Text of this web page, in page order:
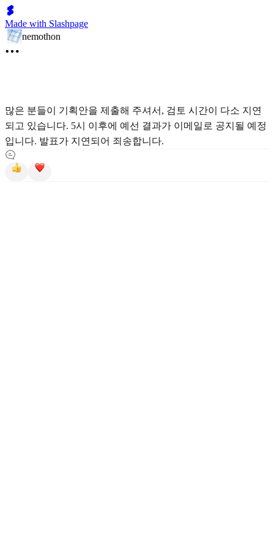
Made with Slashpage
nemothon
많은 분들이 기획안을 제출해 주셔서, 검토 시간이 다소 지연
되고 있습니다. 5시 이후에 예선 결과가 이메일로 공지될 예정
입니다. 발표가 지연되어 죄송합니다.